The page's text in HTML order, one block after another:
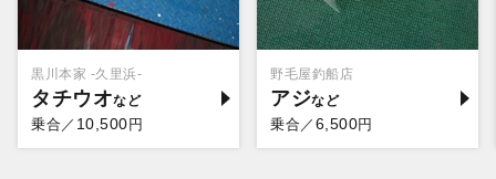
黒川本家 -久里浜-
タチウオ
乗合／ 10,500円
野毛屋釣船店
アジ
乗合／ 6,500円